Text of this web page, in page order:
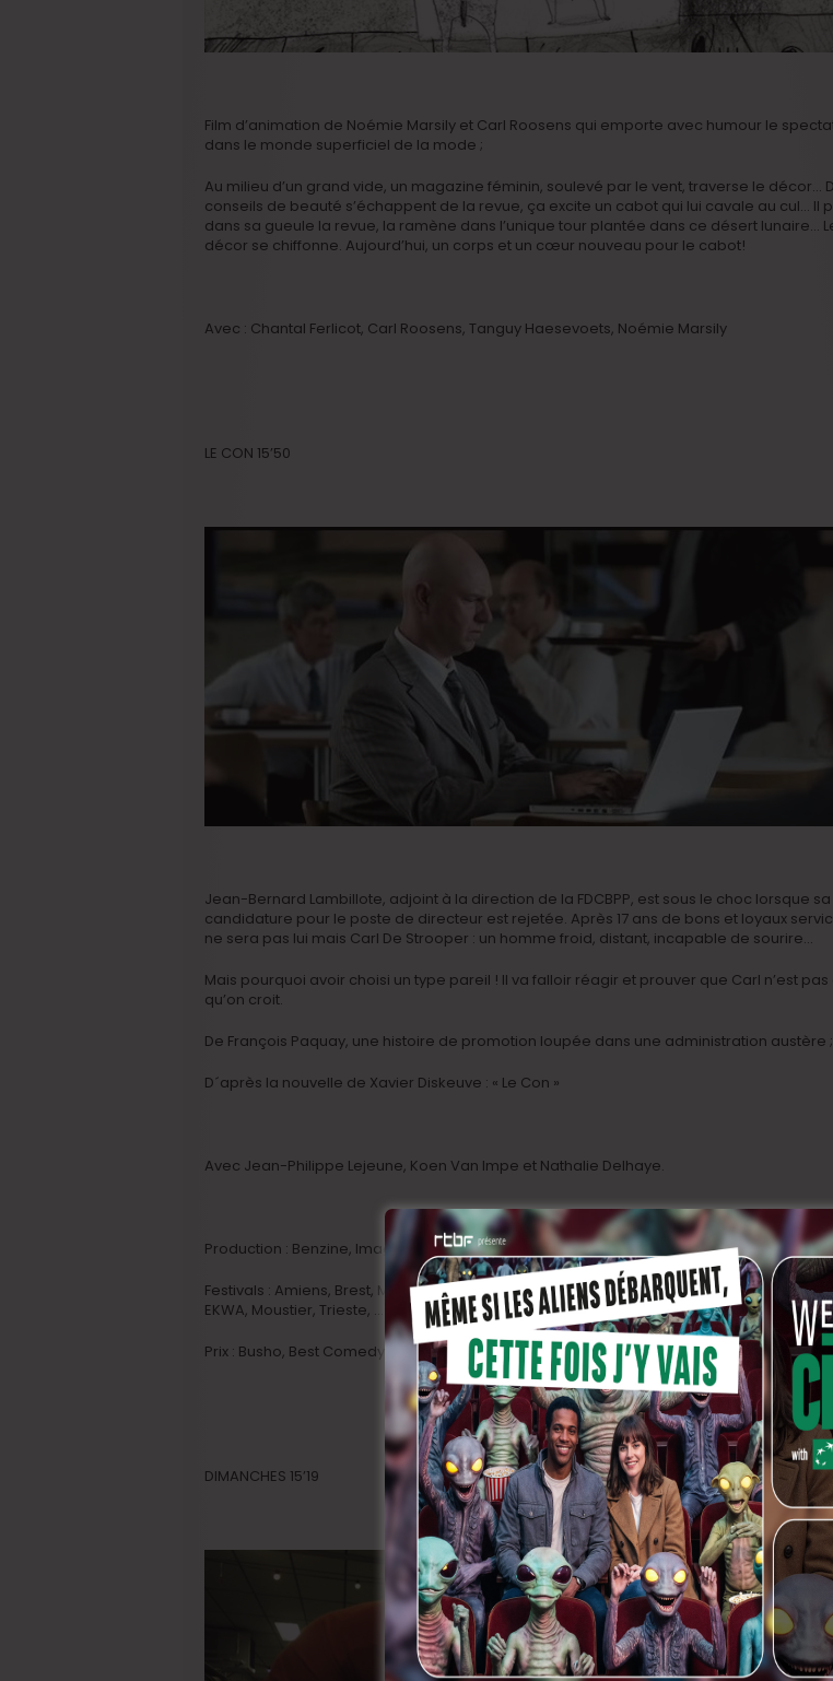
Film d’animation de Noémie Marsily et Carl Roosens qui emporte avec humour le
dans le monde superficiel de la mode ;
Au milieu d’un grand vide, un magazine féminin, soulevé par le vent, traverse le décor…
conseils de beauté s’échappent de la revue, ça excite un cabot qui lui cavale au cul… Il
dans sa gueule la revue, la ramène dans l’unique tour plantée dans ce désert lunaire…
décor se chiffonne. Aujourd’hui, un corps et un cœur nouveau pour le cabot!
Avec : Chantal Ferlicot, Carl Roosens, Tanguy Haesevoets, Noémie Marsily
LE CON 15’50
Jean-Bernard Lambillote, adjoint à la direction de la FDCBPP, est sous le choc lorsque sa
candidature pour le poste de directeur est rejetée. Après 17 ans de bons et loyaux
ne sera pas lui mais Carl De Strooper : un homme froid, distant, incapable de sourire…
Mais pourquoi avoir choisi un type pareil ! Il va falloir réagir et prouver que Carl n’est pas
qu’on croit.
De François Paquay, une histoire de promotion loupée dans une administration austère ;
D´après la nouvelle de Xavier Diskeuve : « Le Con »
Avec Jean-Philippe Lejeune, Koen Van Impe et Nathalie Delhaye.
Production : Benzine, Imagine, Mochi Mochi et Parallèles Production ©2009
Festivals : Amiens, Brest, Mecal, Gand, Moncalieri, Busho, Fiff, Prades, Festimages, Média
EKWA, Moustier, Trieste, …
Prix : Busho, Best Comedy 2011
DIMANCHES 15’19